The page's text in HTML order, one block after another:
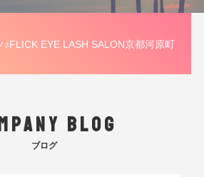
♪FLICK EYE LASH SALON京都河原町
BLOG
ブログ